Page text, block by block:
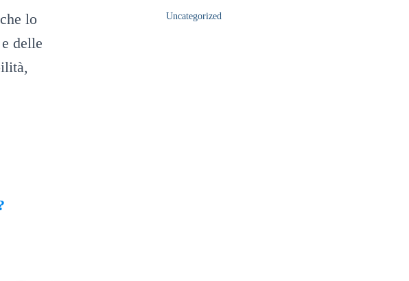
lo
delle
Uncategorized